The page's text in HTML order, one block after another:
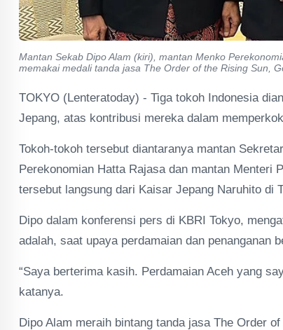
Mantan Sekab Dipo Alam (kiri), mantan Menko
memakai medali tanda jasa The Order of the Rising Sun,
TOKYO (Lenteratoday) - Tiga tokoh Indonesia
Jepang, atas kontribusi mereka dalam
Tokoh-tokoh tersebut diantaranya mantan
Perekonomian Hatta Rajasa dan mantan Menteri
tersebut langsung dari Kaisar Jepang Naruhito di
Dipo dalam konferensi pers di KBRI Tokyo,
adalah, saat upaya perdamaian dan penanganan
“Saya berterima kasih. Perdamaian Aceh yang
katanya.
Dipo Alam meraih bintang tanda jasa The Order